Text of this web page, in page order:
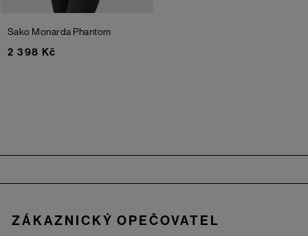
Sako Monarda Phantom
2 398 Kč
ZÁKAZNICKÝ OPEČOVATEL